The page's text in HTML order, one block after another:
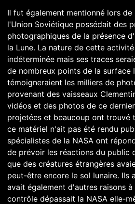
Il fut également mentionné lors
l'Union Soviétique possédait des
photographiques de la présence
la Lune. La nature de cette
indéterminée mais ses traces
de nombreux points de la surface
témoigneraient les milliers de
provenant des vaisseaux
vidéos et des photos de ce
projetées et beaucoup ont trouvé
ce matériel n'ait pas été rendu
spécialistes de la NASA ont
de prévoir les réactions du public
que des créatures étrangères
peut-être encore le sol lunaire. Ils
avait également d'autres raisons
contrôle dépassait la NASA elle-